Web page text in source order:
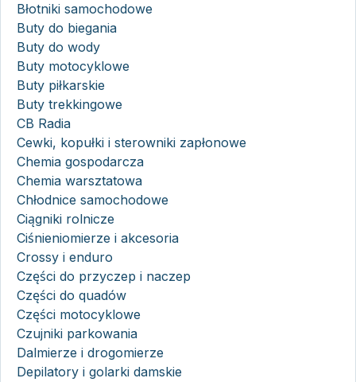
Błotniki samochodowe
Buty do biegania
Buty do wody
Buty motocyklowe
Buty piłkarskie
Buty trekkingowe
CB Radia
Cewki, kopułki i sterowniki zapłonowe
Chemia gospodarcza
Chemia warsztatowa
Chłodnice samochodowe
Ciągniki rolnicze
Ciśnieniomierze i akcesoria
Crossy i enduro
Części do przyczep i naczep
Części do quadów
Części motocyklowe
Czujniki parkowania
Dalmierze i drogomierze
Depilatory i golarki damskie